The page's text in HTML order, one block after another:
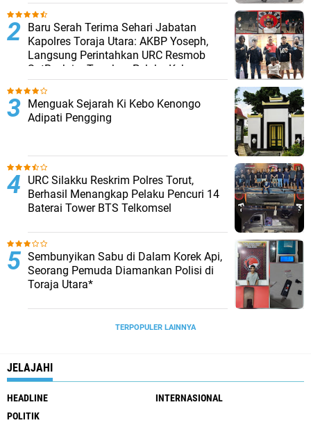
Baru Serah Terima Sehari Jabatan
Kapolres Toraja Utara: AKBP Yoseph,
Langsung Perintahkan URC Resmob
SatReskrim Tangkap Pelaku Kekerasan
Seksual Anak Di Bawah Umur
Menguak Sejarah Ki Kebo Kenongo
Adipati Pengging
URC Silakku Reskrim Polres Torut,
Berhasil Menangkap Pelaku Pencuri 14
Baterai Tower BTS Telkomsel
Sembunyikan Sabu di Dalam Korek Api,
Seorang Pemuda Diamankan Polisi di
Toraja Utara*
TERPOPULER LAINNYA
JELAJAHI
HEADLINE
INTERNASIONAL
POLITIK